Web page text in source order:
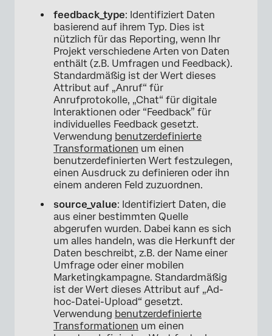
×
feedback_type: Identifiziert Daten
basierend auf ihrem Typ. Dies ist
nützlich für das Reporting, wenn Ihr
Projekt verschiedene Arten von Daten
enthält (z.B. Umfragen und Feedback).
Standardmäßig ist der Wert dieses
Attribut auf „Anruf“ für
Anrufprotokolle, „Chat“ für digitale
Interaktionen oder “Feedback” für
individuelles Feedback gesetzt.
Verwendung benutzerdefinierte
Transformationen um einen
benutzerdefinierten Wert festzulegen,
einen Ausdruck zu definieren oder ihn
einem anderen Feld zuzuordnen.
source_value: Identifiziert Daten, die
aus einer bestimmten Quelle
abgerufen wurden. Dabei kann es sich
um alles handeln, was die Herkunft der
Daten beschreibt, z.B. der Name einer
Umfrage oder einer mobilen
Marketingkampagne. Standardmäßig
ist der Wert dieses Attribut auf „Ad-
hoc-Datei-Upload“ gesetzt.
Verwendung benutzerdefinierte
Transformationen um einen